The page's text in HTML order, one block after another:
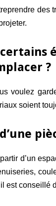
des
?
voulez
soient
d’un
est conseillé